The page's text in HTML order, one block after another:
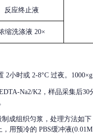
反应终止液
缩洗涤液 20×
2小时或 2-8°C 过夜。
Na2/K2，样品采集后30
成组织匀浆，处理方法如下
，用预冷的 PBS缓冲液